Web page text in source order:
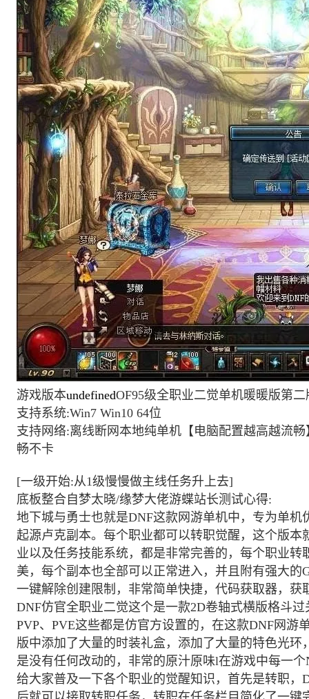
游戏版本undefinedOF95级全职业二觉单机暖暖版第
支持系统:Win7 Win10 64位
支持网络:离线断网本地纯单机【电脑配置越高越流
畅不卡
[一级开始:从1级慢慢做主线任务升上去]
底板整合自梦太晓/缘梦大佬游蝶站长测试心得:
地下城与勇士也就是DNF这款网游单机中，专为单
起源卢克副本。每个职业都可以转职觉醒，这个版
业以及任务技能系统，都是非常完善的，每个职业
美，每个副本也全部可以正常进入，并且附有强大
一键解除创建限制，非常简单快捷，代码获取器，
DNF仿官全职业二觉这个是一款2D卷轴式横版格斗
PVP、PVE这些都是仿官方设置的，在这款DNF网游
版中添加了大量的时装礼盒，添加了大量的特色光
是没有任何改动的，非常的原汁原味l在游戏中每一
给大家普及一下各个职业的觉醒知识，首先是转职